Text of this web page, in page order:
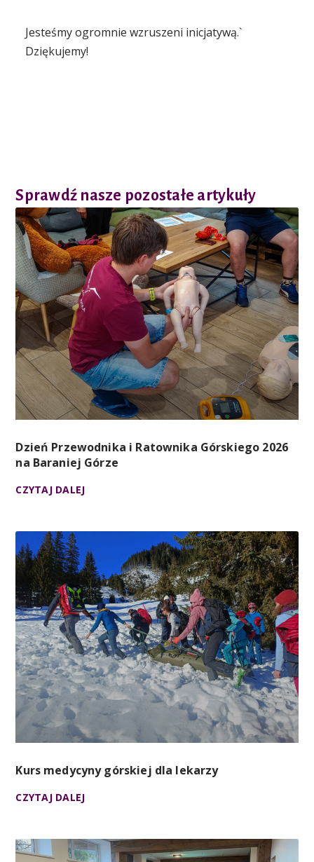
Jesteśmy ogromnie wzruszeni inicjatywą.`
Dziękujemy!
Sprawdź nasze pozostałe artykuły
Dzień Przewodnika i Ratownika Górskiego 2026
na Baraniej Górze
CZYTAJ DALEJ
Kurs medycyny górskiej dla lekarzy
CZYTAJ DALEJ